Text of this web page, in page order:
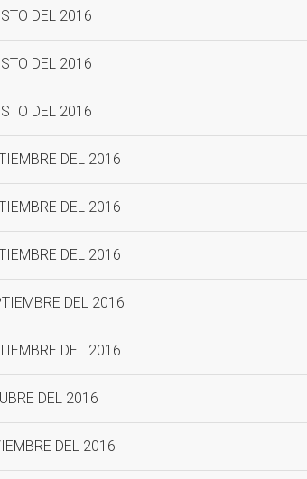
DEL 2016
DEL 2016
DEL 2016
DEL 2016
DEL 2016
DEL 2016
DEL 2016
DEL 2016
DEL 2016
DEL 2016